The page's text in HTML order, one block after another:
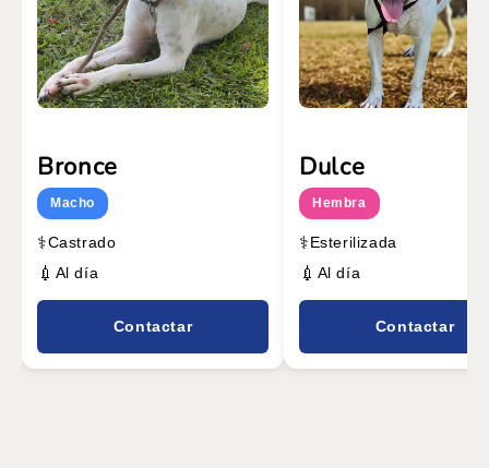
Bronce
Macho
⚕️Castrado
💉 Al día
Contactar
Dulce
Hembra
⚕️Esterilizada
💉 Al día
Contactar